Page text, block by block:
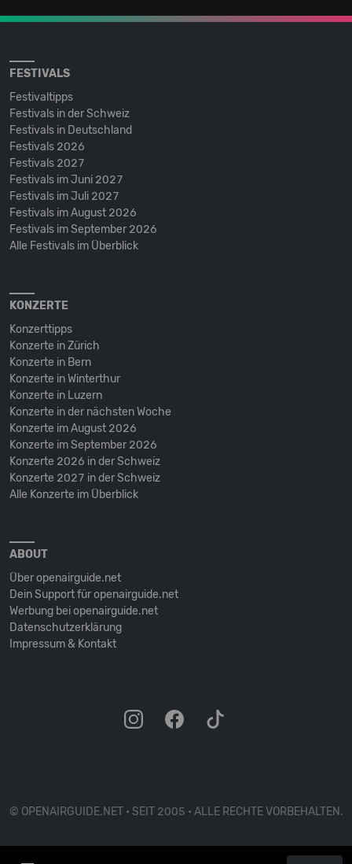
FESTIVALS
Festivaltipps
Festivals in der Schweiz
Festivals in Deutschland
Festivals 2026
Festivals 2027
Festivals im Juni 2027
Festivals im Juli 2027
Festivals im August 2026
Festivals im September 2026
Alle Festivals im Überblick
KONZERTE
Konzerttipps
Konzerte in Zürich
Konzerte in Bern
Konzerte in Winterthur
Konzerte in Luzern
Konzerte in der nächsten Woche
Konzerte im August 2026
Konzerte im September 2026
Konzerte 2026 in der Schweiz
Konzerte 2027 in der Schweiz
Alle Konzerte im Überblick
ABOUT
Über openairguide.net
Dein Support für openairguide.net
Werbung bei openairguide.net
Datenschutz­erklärung
Impressum & Kontakt
© OPENAIRGUIDE.NET • SEIT 2005 • ALLE RECHTE VORBEHALTEN.